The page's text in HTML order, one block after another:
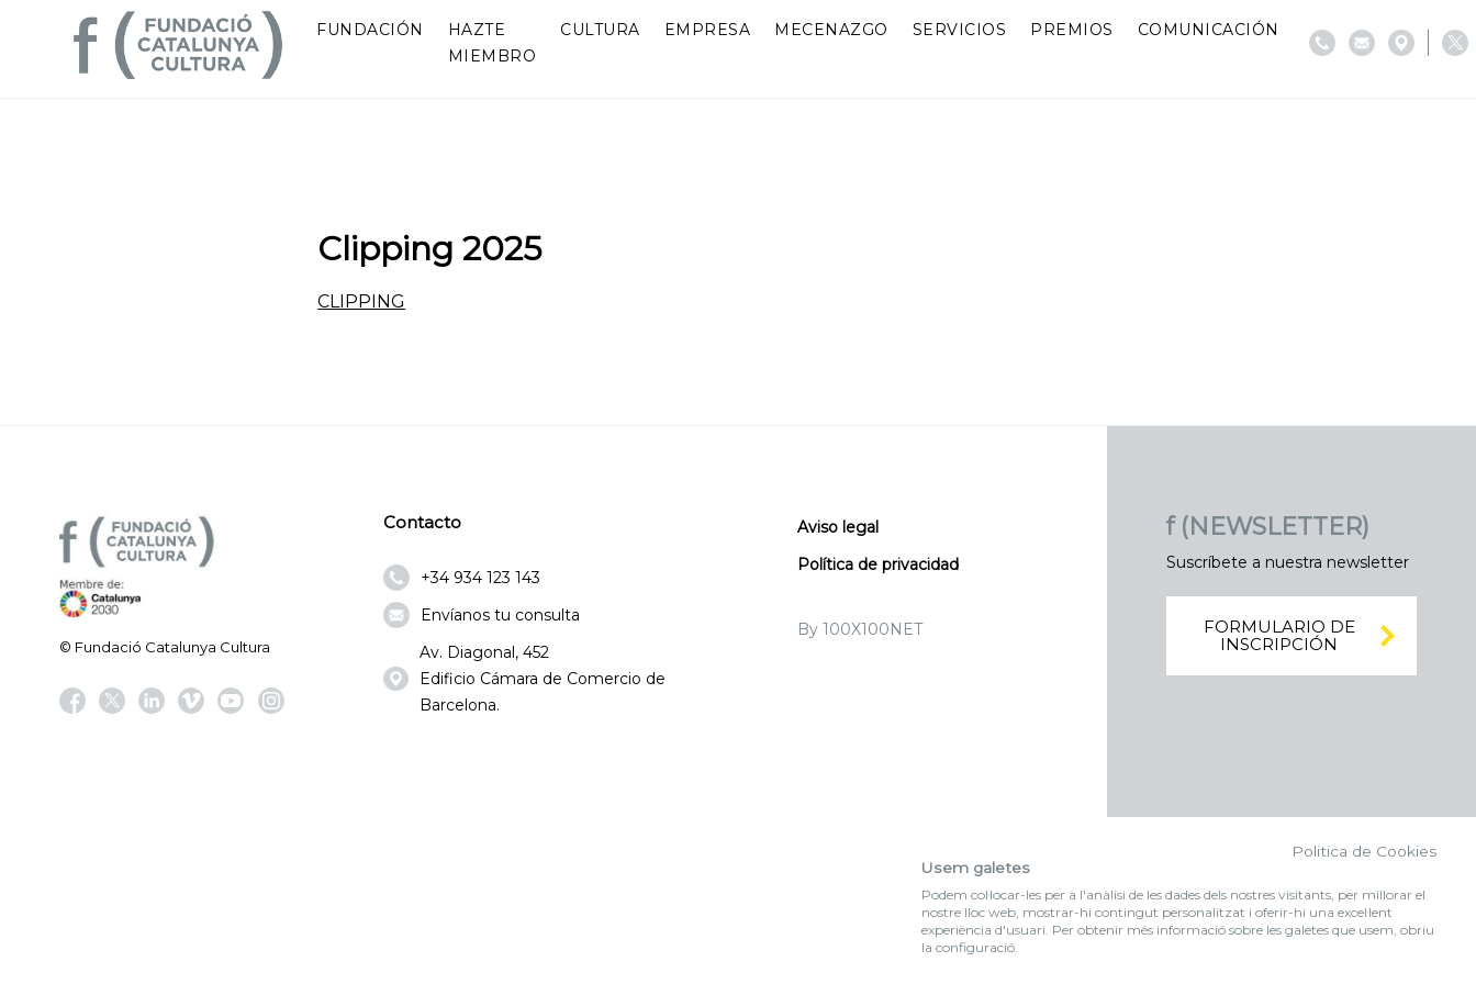
FUNDACIÓN
HAZTE
MIEMBRO
CULTURA EMPRESA MECENAZGO SERVICIOS PREMIOS COMUNICACIÓN
Clipping 2025
CLIPPING
© Fundació Catalunya Cultura
Contacto
+34 934 123 143
Envíanos tu consulta
Av. Diagonal, 452
Edificio Cámara de Comercio de
Barcelona.
Aviso legal
Política de privacidad
By 100X100NET
f (NEWSLETTER)
Suscríbete a nuestra newsletter
FORMULARIO DE
INSCRIPCIÓN
Politica de Cookies
Usem galetes
Podem col·locar-les per a l'anàlisi de les dades dels nostres visitants, per millorar el
nostre lloc web, mostrar-hi contingut personalitzat i oferir-hi una excel·lent
experiència d'usuari. Per obtenir més informació sobre les galetes que usem, obriu
la configuració.